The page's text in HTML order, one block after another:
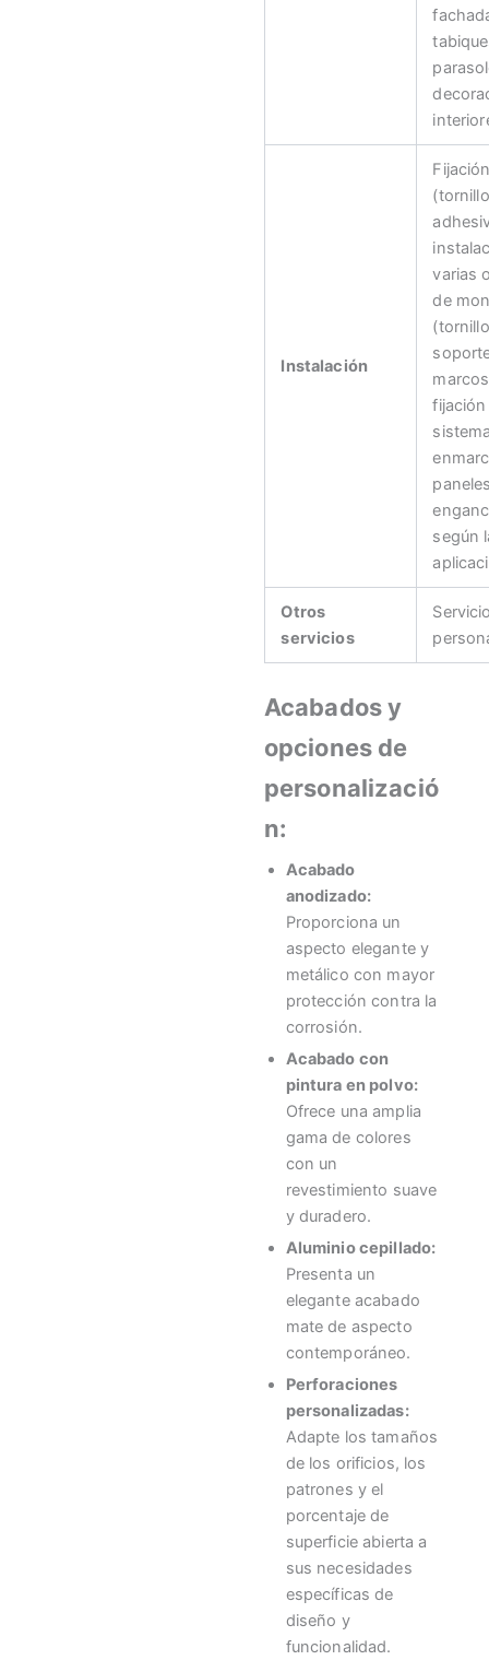
Instalación
varias
de
según
Otros
servicios
Acabados y
opciones de
personalizació
n:
Acabado
anodizado:
Proporciona un
aspecto elegante y
metálico con mayor
protección contra la
corrosión.
Acabado con
pintura en polvo:
Ofrece una amplia
gama de colores
con un
revestimiento suave
y duradero.
Aluminio cepillado:
Presenta un
elegante acabado
mate de aspecto
contemporáneo.
Perforaciones
personalizadas:
Adapte los tamaños
de los orificios, los
patrones y el
porcentaje de
superficie abierta a
sus necesidades
específicas de
diseño y
funcionalidad.